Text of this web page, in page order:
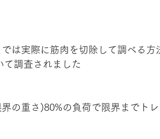
は実際に筋肉を切除して調べる方
て調査されました
の重さ)80%の負荷で限界までト